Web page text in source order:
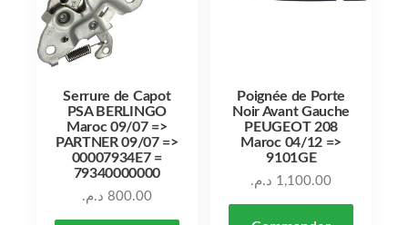
Serrure de Capot
PSA BERLINGO
Maroc 09/07 =>
PARTNER 09/07 =>
00007934E7 =
79340000000
800.00 د.م.
Poignée de Porte
Noir Avant Gauche
PEUGEOT 208
Maroc 04/12 =>
9101GE
1,100.00 د.م.